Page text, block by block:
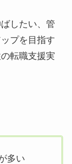
したい、管
プを目指す
転職支援実
多い